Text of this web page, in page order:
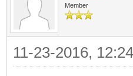
Member
11-23-2016,